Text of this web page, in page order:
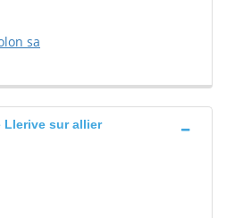
sa
sur allier